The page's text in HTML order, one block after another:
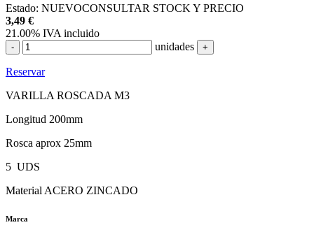
Estado: NUEVOCONSULTAR STOCK Y PRECIO
3,49 €
21.00% IVA incluido
- unidades +
Reservar
VARILLA ROSCADA M3
Longitud 200mm
Rosca aprox 25mm
5 UDS
Material ACERO ZINCADO
Marca